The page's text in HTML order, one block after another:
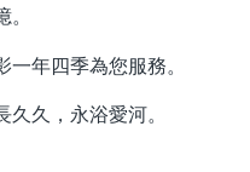
年四季為您服務。
久，永浴愛河。